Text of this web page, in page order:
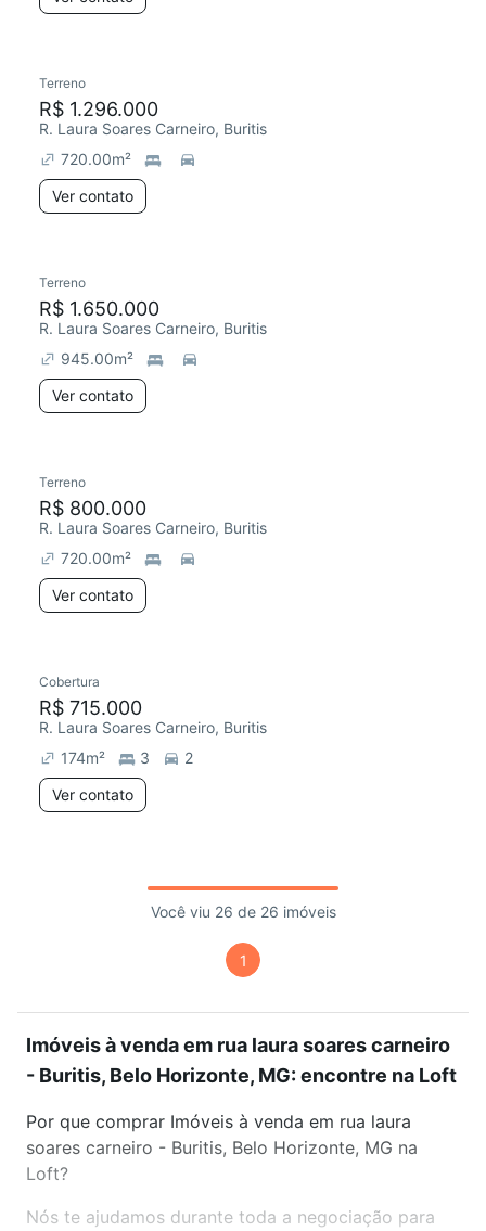
Terreno
R$ 1.296.000
R. Laura Soares Carneiro, Buritis
720.00m²
Ver contato
Terreno
R$ 1.650.000
R. Laura Soares Carneiro, Buritis
945.00m²
Ver contato
Terreno
R$ 800.000
R. Laura Soares Carneiro, Buritis
720.00m²
Ver contato
Cobertura
R$ 715.000
R. Laura Soares Carneiro, Buritis
174m² 3
2
Ver contato
Você viu 26 de 26 imóveis
1
Imóveis à venda em rua laura soares carneiro
- Buritis, Belo Horizonte, MG: encontre na Loft
Por que comprar Imóveis à venda em rua laura
soares carneiro - Buritis, Belo Horizonte, MG na
Loft?
Nós te ajudamos durante toda a negociação para